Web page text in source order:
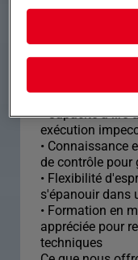
• Maîtrise des
pour créer des
• Compétence
MIG, MAG)
fiables
• Capacité à lire
exécution
• Connaissance
de contrôle pour
• Flexibilité
s'épanouir dans
• Formation en
appréciée pour
techniques